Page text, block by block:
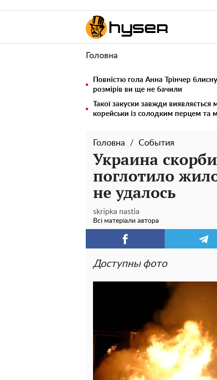
Головна
Повністю гола Анна Трінчер
розмірів ви ще не бачили
Такої закуски завжди
корейськи із солодким перцем та
Головна События
Украина
поглотило
не удалось
skripka nastia
Всі матеріали автора
Доступны фото